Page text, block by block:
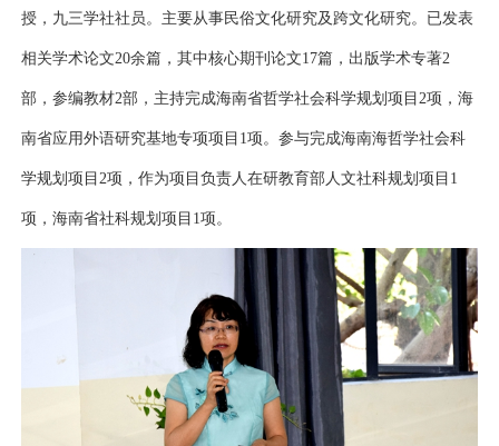
授，九三学社社员。主要从事民俗文化研究及跨文化研究。已发表
相关学术论文20余篇，其中核心期刊论文17篇，出版学术专著2
部，参编教材2部， 主持完成海南省哲学社会科学规划项目2项，海
南省应用外语研究基地专项项目1项。参与完成海南海哲学社会科
学规划项目2项，作为项目负责人在研教育部人文社科规划项目1
项，海南省社科规划项目1项。